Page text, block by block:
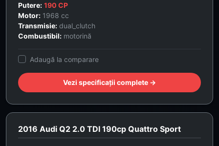
Putere: 190 CP
Motor: 1968 cc
Transmisie: dual_clutch
Combustibil: motorină
Adaugă la comparare
Vezi specificații complete →
2016 Audi Q2 2.0 TDI 190cp Quattro Sport